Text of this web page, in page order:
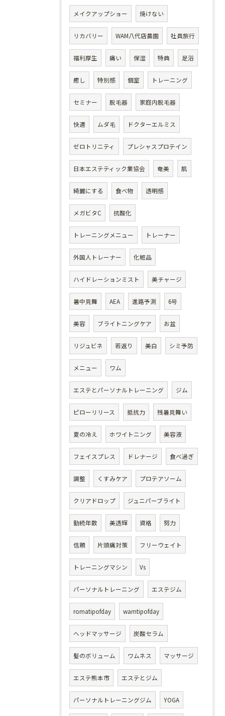
メイクアップショー 焼けない
リカバリー WAM八代店農園 社員旅行
福利厚生 痛い 保湿 特典 足浴
癒し 特別感 個室 トレーニング
セミナー 脱毛器 家庭内脱毛器
快適 ムダ毛 ドクターエルミス
ゼロトリニティ プレシャスプロテイン
日本エステティック業協会 奄美 肌
綺麗にする 食べ物 透明感
メガビタC 抗酸化
トレーニングメニュー トレーナー
外国人トレーナー 化粧品
ハイドレーションミスト 美チャージ
暑中見舞 AEA 進路予測 6号
美容 ブライトニングケア お盆
リジュビネ 若返り 美白 シミ予防
メニュー ワム
エステとパーソナルトレーニング ジム
ピローリリース 抵抗力 残暑見舞い
夏の冷え ホワイトニング 美容液
フェイスプレス ドレナージ 食べ過ぎ
調整 くすみケア プロテアソーム
クリアドロップ ジュニパーブライト
勤続年数 美透輝 資格 努力
信頼 片頭痛対策 フリーウェイト
トレーニングマシン Vs
パーソナルトレーニング エステジム
romatipofday wamtipofday
ヘッドマッサージ 炭酸セラム
髪のボリューム ワムネス マッサージ
エステ熊本市 エステとジム
パーソナルトレーニングジム YOGA